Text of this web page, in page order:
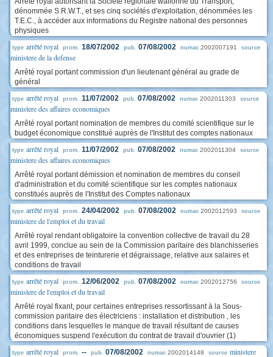
dénommée S.R.W.T., et ses cinq sociétés d'exploitation, dénommées les
T.E.C., à accéder aux informations du Registre national des personnes
physiques
type arrêté royal prom. 18/07/2002 pub. 07/08/2002 numac 2002007191 source
ministere de la defense
Arrêté royal portant commission d'un lieutenant général au grade de
général
type arrêté royal prom. 11/07/2002 pub. 07/08/2002 numac 2002011303 source
ministere des affaires economiques
Arrêté royal portant nomination de membres du comité scientifique sur le
budget économique constitué auprès de l'Institut des comptes nationaux
type arrêté royal prom. 11/07/2002 pub. 07/08/2002 numac 2002011304 source
ministere des affaires economiques
Arrêté royal portant démission et nomination de membres du conseil
d'administration et du comité scientifique sur les comptes nationaux
constitués auprès de l'Institut des Comptes nationaux
type arrêté royal prom. 24/04/2002 pub. 07/08/2002 numac 2002012593 source
ministere de l'emploi et du travail
Arrêté royal rendant obligatoire la convention collective de travail du 28
avril 1999, conclue au sein de la Commission paritaire des blanchisseries
et des entreprises de teinturerie et dégraissage, relative aux salaires et
conditions de travail
type arrêté royal prom. 12/06/2002 pub. 07/08/2002 numac 2002012756 source
ministere de l'emploi et du travail
Arrêté royal fixant, pour certaines entreprises ressortissant à la Sous-
commission paritaire des électriciens : installation et distribution , les
conditions dans lesquelles le manque de travail résultant de causes
économiques suspend l'exécution du contrat de travail d'ouvrier (1)
type arrêté royal prom. -- pub. 07/08/2002 numac 2002014148 source ministere